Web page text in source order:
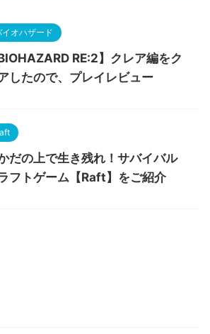
イオハザード
BIOHAZARD RE:2】クレア編をク
したので、プレイレビュー
だの上で生き残れ！サバイバル
フトゲーム【Raft】をご紹介